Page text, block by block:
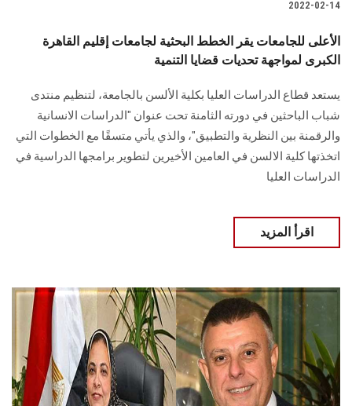
2022-02-14
الأعلى للجامعات يقر الخطط البحثية لجامعات إقليم القاهرة
الكبرى لمواجهة تحديات قضايا التنمية
يستعد قطاع الدراسات العليا بكلية الألسن بالجامعة، لتنظيم منتدى
شباب الباحثين في دورته الثامنة تحت عنوان "الدراسات الانسانية
والرقمنة بين النظرية والتطبيق"، والذي يأتي متسقًا مع الخطوات التي
اتخذتها كلية الالسن في العامين الأخيرين لتطوير برامجها الدراسية في
الدراسات العليا
اقرأ المزيد